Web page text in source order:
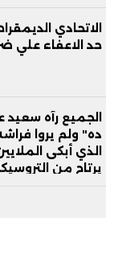
الاتحادي
حد الاعفاء علي
الجميع رآه سعيد
ده" ولم يروا
الذي أبكى
يرتاح من